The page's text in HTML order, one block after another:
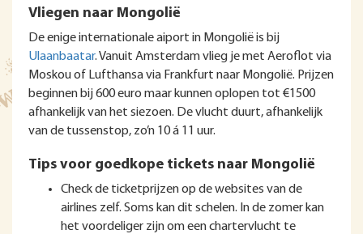
Vliegen naar Mongolië
De enige internationale aiport in Mongolië is bij
Ulaanbaatar. Vanuit Amsterdam vlieg je met Aeroflot via
Moskou of Lufthansa via Frankfurt naar Mongolië. Prijzen
beginnen bij 600 euro maar kunnen oplopen tot €1500
afhankelijk van het siezoen. De vlucht duurt, afhankelijk
van de tussenstop, zo’n 10 á 11 uur.
Tips voor goedkope tickets naar Mongolië
Check de ticketprijzen op de websites van de
airlines zelf. Soms kan dit schelen. In de zomer kan
het voordeliger zijn om een chartervlucht te